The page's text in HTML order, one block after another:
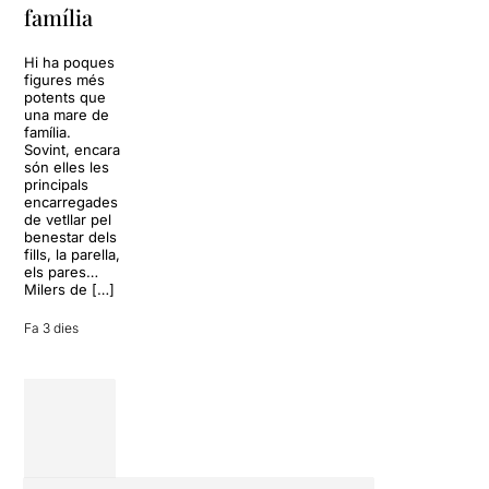
família
Hi ha poques
figures més
potents que
una mare de
família.
Sovint, encara
són elles les
principals
encarregades
de vetllar pel
benestar dels
fills, la parella,
els pares…
Milers de […]
Fa 3 dies